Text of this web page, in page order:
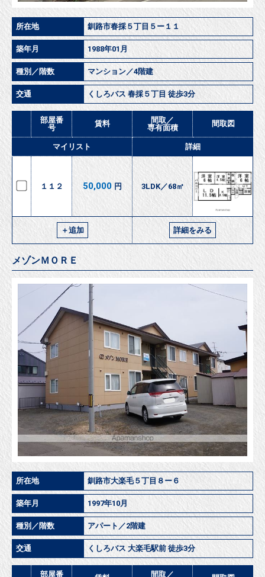
所在地 釧路市春採５丁目５ー１１
築年月 1988年01月
種別／階数 マンション／4階建
交通 くしろバス 春採５丁目 徒歩3分
部屋番
号
賃料
間取／
専有面積
間取図
マイリスト 詳細
１１２ 50,000 円 3LDK／68㎡
＋追加 詳細をみる
メゾンＭＯＲＥ
所在地 釧路市大楽毛５丁目８ー６
築年月 1997年10月
種別／階数 アパート／2階建
交通 くしろバス 大楽毛駅前 徒歩3分
部屋番 間取／